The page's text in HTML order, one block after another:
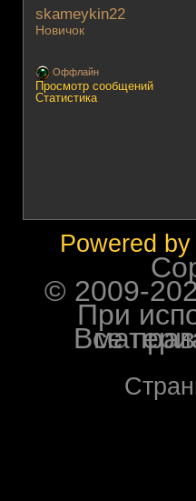
skameykin22
Новичок
Оффлайн
Просмотр сообщений
Статистика
Powered
Все права на